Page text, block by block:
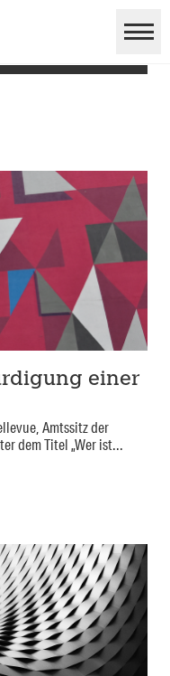
einer
Amtssitz der
dem Titel „Wer ist...